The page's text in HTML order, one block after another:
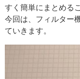
すく簡単にまとめる
今回は、フィルター
ていきます。